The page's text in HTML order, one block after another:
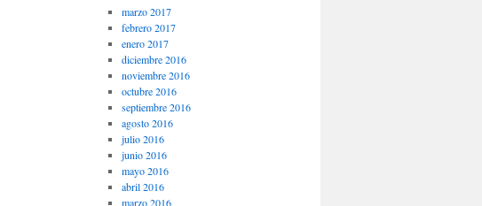
marzo 2017
febrero 2017
enero 2017
diciembre 2016
noviembre 2016
octubre 2016
septiembre 2016
agosto 2016
julio 2016
junio 2016
mayo 2016
abril 2016
marzo 2016